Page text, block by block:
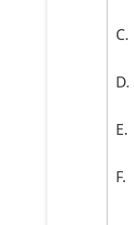
C.
D.
E.
F.